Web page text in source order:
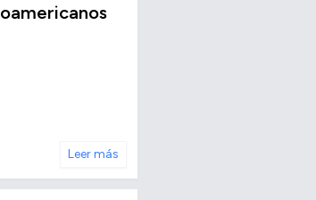
Leer más